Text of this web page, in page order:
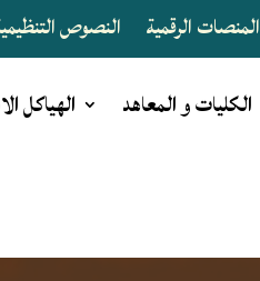
المنصات الرقمية النصوص
الكليات و المعاهد الهياكل